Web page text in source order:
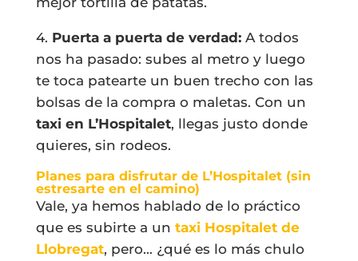
4. Puerta a puerta de verdad:A todos
nos ha pasado: subes al metro y luego
te toca patearte un buen trecho con las
bolsas de la compra o maletas. Con un
taxi en L’Hospitalet, llegas justo donde
quieres, sin rodeos.
Planes para disfrutar de L’Hospitalet (sin
estresarte en el camino)
Vale, ya hemos hablado de lo práctico
que es subirte a un taxi Hospitalet de
Llobregat, pero… ¿qué es lo más chulo